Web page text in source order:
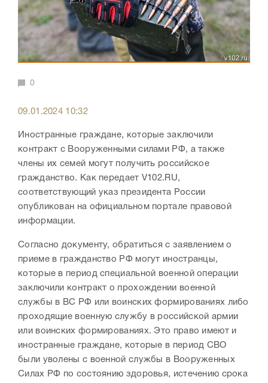
0
09.01.2024 10:32
Иностранные граждане, которые заключили
контракт с Вооруженными силами РФ, а также
члены их семей могут получить российское
гражданство. Как передает V102.RU,
соответствующий указ президента России
опубликован на официальном портале правовой
информации.
Согласно документу, обратиться с заявлением о
приеме в гражданство РФ могут иностранцы,
которые в период специальной военной операции
заключили контракт о прохождении военной
службы в ВС РФ или воинских формированиях либо
проходящие военную службу в российской армии
или воинских формированиях. Это право имеют и
иностранные граждане, которые в период СВО
были уволены с военной службы в Вооруженных
Силах РФ по состоянию здоровья, истечению срока